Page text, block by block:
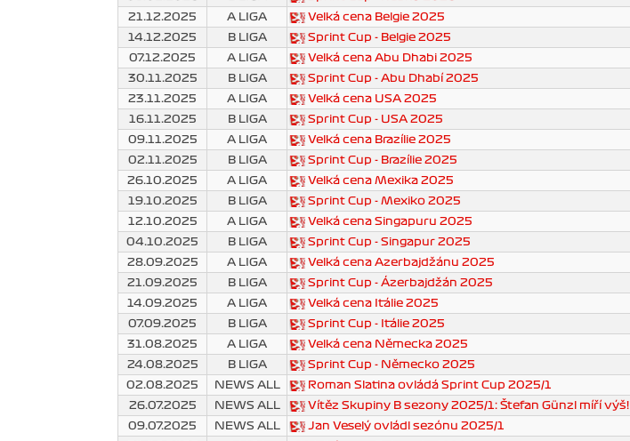
21.12.2025
A LIGA Velká cena Belgie 2025
14.12.2025
B LIGA Sprint Cup - Belgie 2025
07.12.2025
A LIGA Velká cena Abu Dhabi 2025
30.11.2025
B LIGA Sprint Cup - Abu Dhabí 2025
23.11.2025
A LIGA Velká cena USA 2025
16.11.2025
B LIGA Sprint Cup - USA 2025
09.11.2025
A LIGA Velká cena Brazílie 2025
02.11.2025
B LIGA Sprint Cup - Brazílie 2025
26.10.2025
A LIGA Velká cena Mexika 2025
19.10.2025
B LIGA Sprint Cup - Mexiko 2025
12.10.2025
A LIGA Velká cena Singapuru 2025
04.10.2025
B LIGA Sprint Cup - Singapur 2025
28.09.2025
A LIGA Velká cena Azerbajdžánu 2025
21.09.2025
B LIGA Sprint Cup - Ázerbajdžán 2025
14.09.2025
A LIGA Velká cena Itálie 2025
07.09.2025
B LIGA Sprint Cup - Itálie 2025
31.08.2025
A LIGA Velká cena Německa 2025
24.08.2025
B LIGA Sprint Cup - Německo 2025
02.08.2025
NEWS ALL Roman Slatina ovládá Sprint Cup 2025/1
26.07.2025
NEWS ALL Vítěz Skupiny B sezony 2025/1: Štefan Günzl míří výš!
09.07.2025
NEWS ALL Jan Veselý ovládl sezónu 2025/1